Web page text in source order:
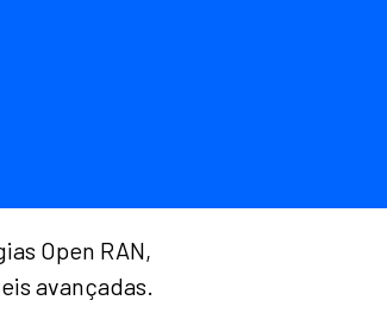
Open RAN,
avançadas.